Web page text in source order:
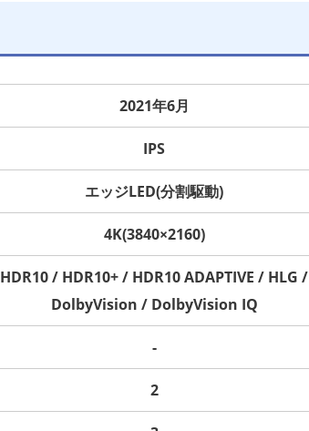
2021年6月
IPS
エッジLED(分割駆動)
4K(3840×2160)
HDR10 / HDR10+ / HDR10 ADAPTIVE / HLG /
DolbyVision / DolbyVision IQ
-
2